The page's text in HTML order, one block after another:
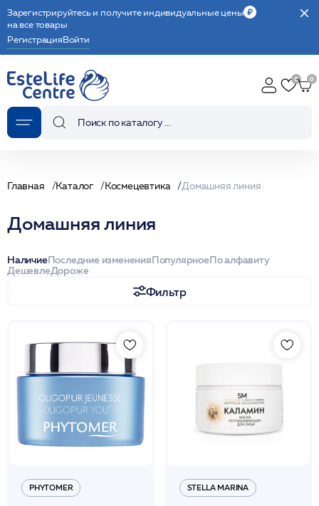
Зарегистрируйтесь и получите индивидуальные цены
на все товары
РегистрацияВойти
Главная Каталог Космецевтика Домашняя линия
Домашняя линия
НаличиеПоследние измененияПопулярноеПо алфавиту
ДешевлеДороже
Фильтр
PHYTOMER STELLA MARINA